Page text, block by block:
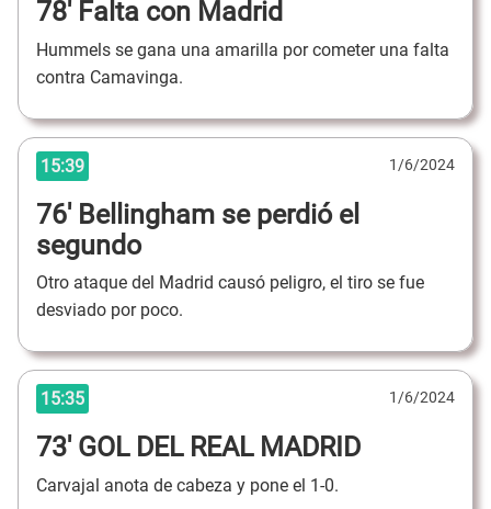
78' Falta con Madrid
Hummels se gana una amarilla por cometer una falta
contra Camavinga.
15:39 1/6/2024
76' Bellingham se perdió el
segundo
Otro ataque del Madrid causó peligro, el tiro se fue
desviado por poco.
15:35 1/6/2024
73' GOL DEL REAL MADRID
Carvajal anota de cabeza y pone el 1-0.